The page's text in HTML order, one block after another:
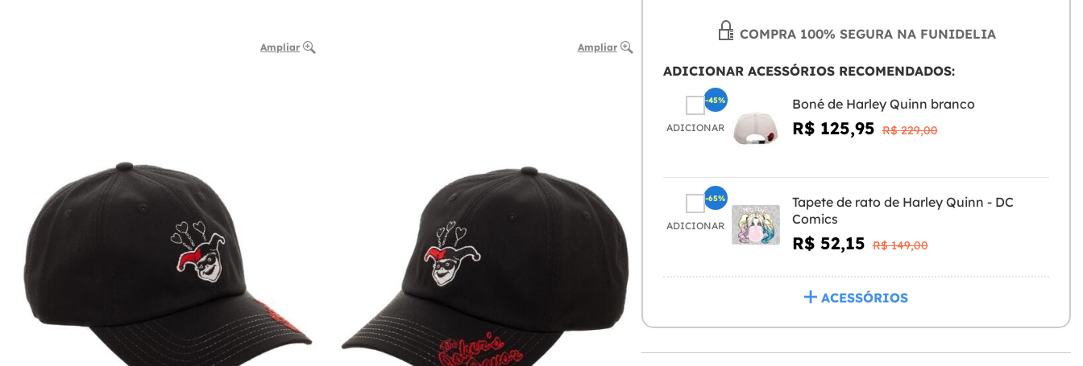
Ampliar Ampliar
COMPRA 100% SEGURA NA FUNIDELIA
ADICIONAR ACESSÓRIOS RECOMENDADOS:
ADICIONAR
Boné de Harley Quinn branco
R$ 125,95 R$ 229,00
-45%
ADICIONAR
Tapete de rato de Harley Quinn - DC
Comics
R$ 52,15 R$ 149,00
-65%
ACESSÓRIOS